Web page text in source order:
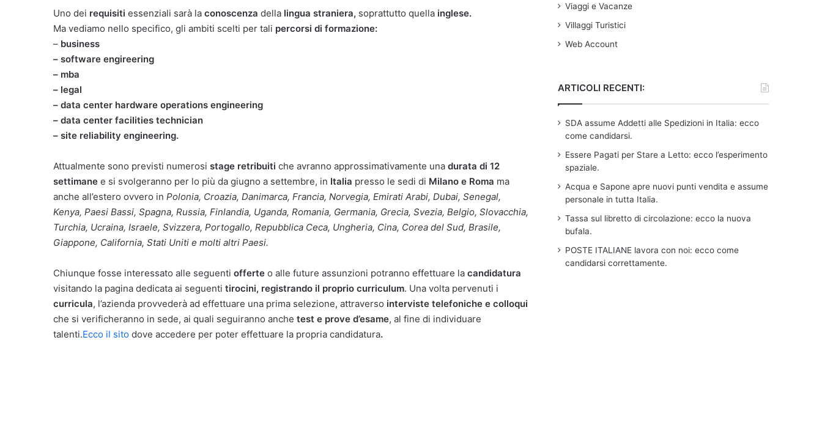
Uno dei requisiti essenziali sarà la conoscenza della lingua straniera, soprattutto quella inglese.
Ma vediamo nello specifico, gli ambiti scelti per tali percorsi di formazione:
– business
– software engireering
– mba
– legal
– data center hardware operations engineering
– data center facilities technician
– site reliability engineering.
Attualmente sono previsti numerosi stage retribuiti che avranno approssimativamente una durata di 12
settimane e si svolgeranno per lo più da giugno a settembre, in Italia presso le sedi di Milano e Roma ma
anche all’estero ovvero in Polonia, Croazia, Danimarca, Francia, Norvegia, Emirati Arabi, Dubai, Senegal,
Kenya, Paesi Bassi, Spagna, Russia, Finlandia, Uganda, Romania, Germania, Grecia, Svezia, Belgio, Slovacchia,
Turchia, Ucraina, Israele, Svizzera, Portogallo, Repubblica Ceca, Ungheria, Cina, Corea del Sud, Brasile,
Giappone, California, Stati Uniti e molti altri Paesi.
Chiunque fosse interessato alle seguenti offerte o alle future assunzioni potranno effettuare la candidatura
visitando la pagina dedicata ai seguenti tirocini, registrando il proprio curriculum. Una volta pervenuti i
curricula, l’azienda provvederà ad effettuare una prima selezione, attraverso interviste telefoniche e colloqui
che si verificheranno in sede, ai quali seguiranno anche test e prove d’esame, al fine di individuare
talenti.Ecco il sito dove accedere per poter effettuare la propria candidatura.
Viaggi e Vacanze
Villaggi Turistici
Web Account
ARTICOLI RECENTI:
SDA assume Addetti alle Spedizioni in Italia: ecco
come candidarsi.
Essere Pagati per Stare a Letto: ecco l’esperimento
spaziale.
Acqua e Sapone apre nuovi punti vendita e assume
personale in tutta Italia.
Tassa sul libretto di circolazione: ecco la nuova
bufala.
POSTE ITALIANE lavora con noi: ecco come
candidarsi correttamente.